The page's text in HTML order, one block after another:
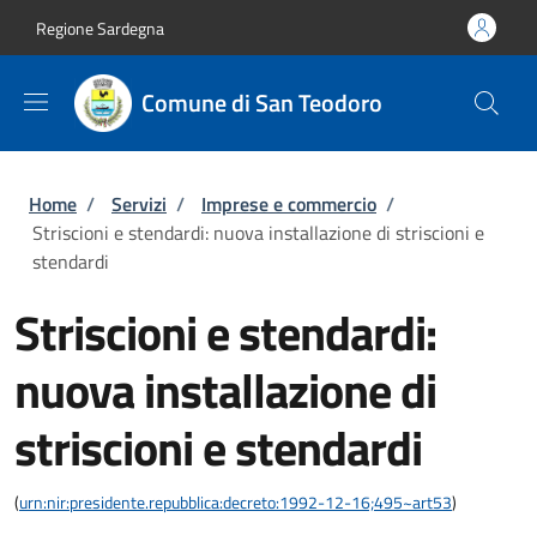
Regione Sardegna
Comune di San Teodoro
Briciole di pane
Home / Servizi / Imprese e commercio /
Striscioni e stendardi: nuova installazione di striscioni e
stendardi
Striscioni e stendardi:
nuova installazione di
striscioni e stendardi
(urn:nir:presidente.repubblica:decreto:1992-12-16;495~art53)